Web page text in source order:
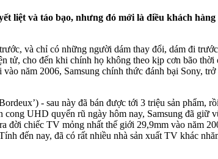
liệt và táo bạo, nhưng đó mới là điều khách hàng
và chỉ có những người dám thay đổi, dám đi
tử, cho đến khi chính họ không theo kịp cơn bão
năm 2006, Samsung chính thức đánh bại Sony,
- sau này đã bán được tới 3 triệu sản phẩm,
UHD quyến rũ ngày hôm nay, Samsung đã giữ
đời chiếc TV mỏng nhất thế giới 29,9mm vào năm
đến nay, đã có rất nhiều nhà sản xuất TV khác